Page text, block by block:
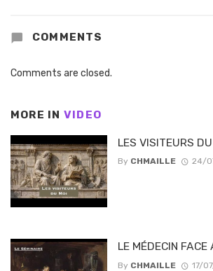
COMMENTS
Comments are closed.
MORE IN VIDEO
LES VISITEURS
By CHMAILLE 24/
LE MÉDECIN FACE
By CHMAILLE 17/